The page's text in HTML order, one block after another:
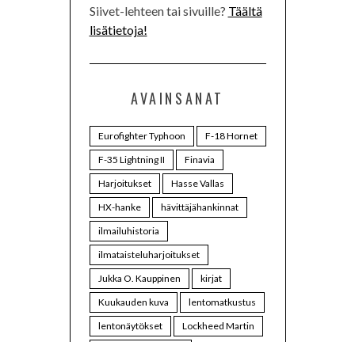
Siivet-lehteen tai sivuille? Täältä
lisätietoja!
AVAINSANAT
Eurofighter Typhoon
F-18 Hornet
F-35 Lightning II
Finavia
Harjoitukset
Hasse Vallas
HX-hanke
hävittäjähankinnat
ilmailuhistoria
ilmataisteluharjoitukset
Jukka O. Kauppinen
kirjat
Kuukauden kuva
lentomatkustus
lentonäytökset
Lockheed Martin